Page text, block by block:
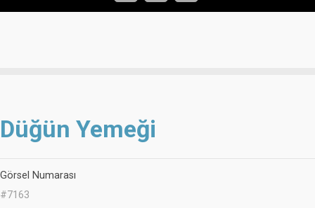
Düğün Yemeği
Görsel Numarası
#7163